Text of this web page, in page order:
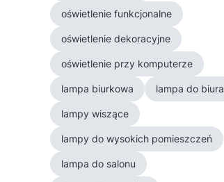
oświetlenie funkcjonalne
oświetlenie dekoracyjne
oświetlenie przy komputerze
lampa biurkowa lampa do biura
lampy wiszące
lampy do wysokich pomieszczeń
lampa do salonu